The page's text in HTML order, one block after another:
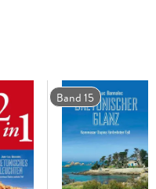
Frage: Wer hatte es auf
angesehene Arzt
Familien der Gegend.
Freunde, ein
können sich
es etwas mit den
Band 15